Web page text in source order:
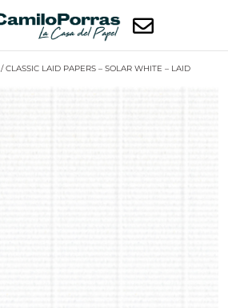
/ CLASSIC LAID PAPERS – SOLAR WHITE – LAID